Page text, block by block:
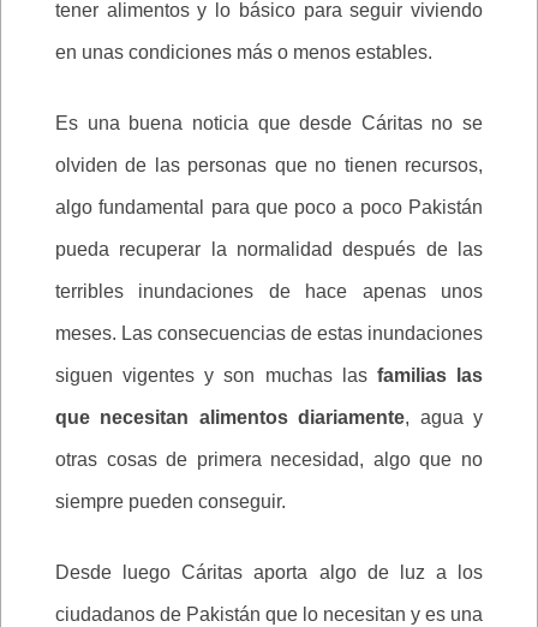
tener alimentos y lo básico para seguir viviendo
en unas condiciones más o menos estables.
Es una buena noticia que desde Cáritas no se
olviden de las personas que no tienen recursos,
algo fundamental para que poco a poco Pakistán
pueda recuperar la normalidad después de las
terribles inundaciones de hace apenas unos
meses. Las consecuencias de estas inundaciones
siguen vigentes y son muchas las familias las
que necesitan alimentos diariamente, agua y
otras cosas de primera necesidad, algo que no
siempre pueden conseguir.
Desde luego Cáritas aporta algo de luz a los
ciudadanos de Pakistán que lo necesitan y es una